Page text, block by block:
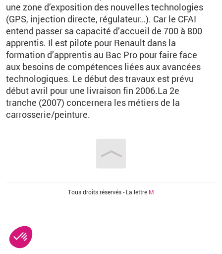
une zone d’exposition des nouvelles technologies
(GPS, injection directe, régulateur…). Car le CFAI
entend passer sa capacité d’accueil de 700 à 800
apprentis. Il est pilote pour Renault dans la
formation d’apprentis au Bac Pro pour faire face
aux besoins de compétences liées aux avancées
technologiques. Le début des travaux est prévu
début avril pour une livraison fin 2006.La 2e
tranche (2007) concernera les métiers de la
carrosserie/peinture.
Tous droits réservés - La lettre M